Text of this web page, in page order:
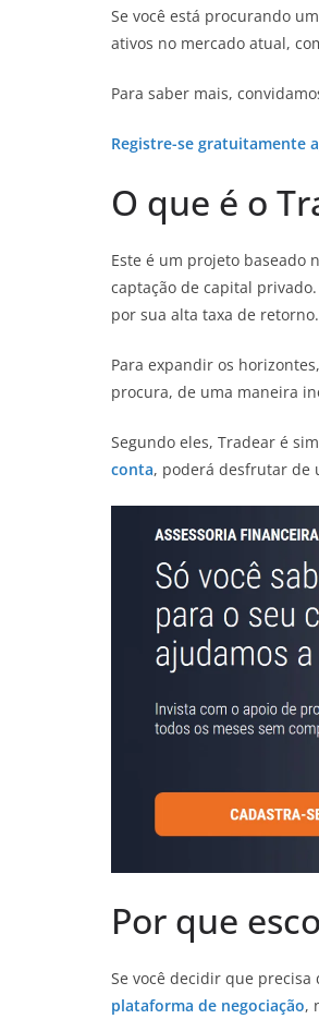
Se você está procurando
ativos no mercado atual,
Para saber mais,
Registre-se gratuitamente
O que é o
Este é um projeto baseado
captação de capital
por sua alta taxa de retorno.
Para expandir os
procura, de uma maneira
Segundo eles, Tradear é
conta, poderá desfrutar de
Por que
Se você decidir que
plataforma de negociação,